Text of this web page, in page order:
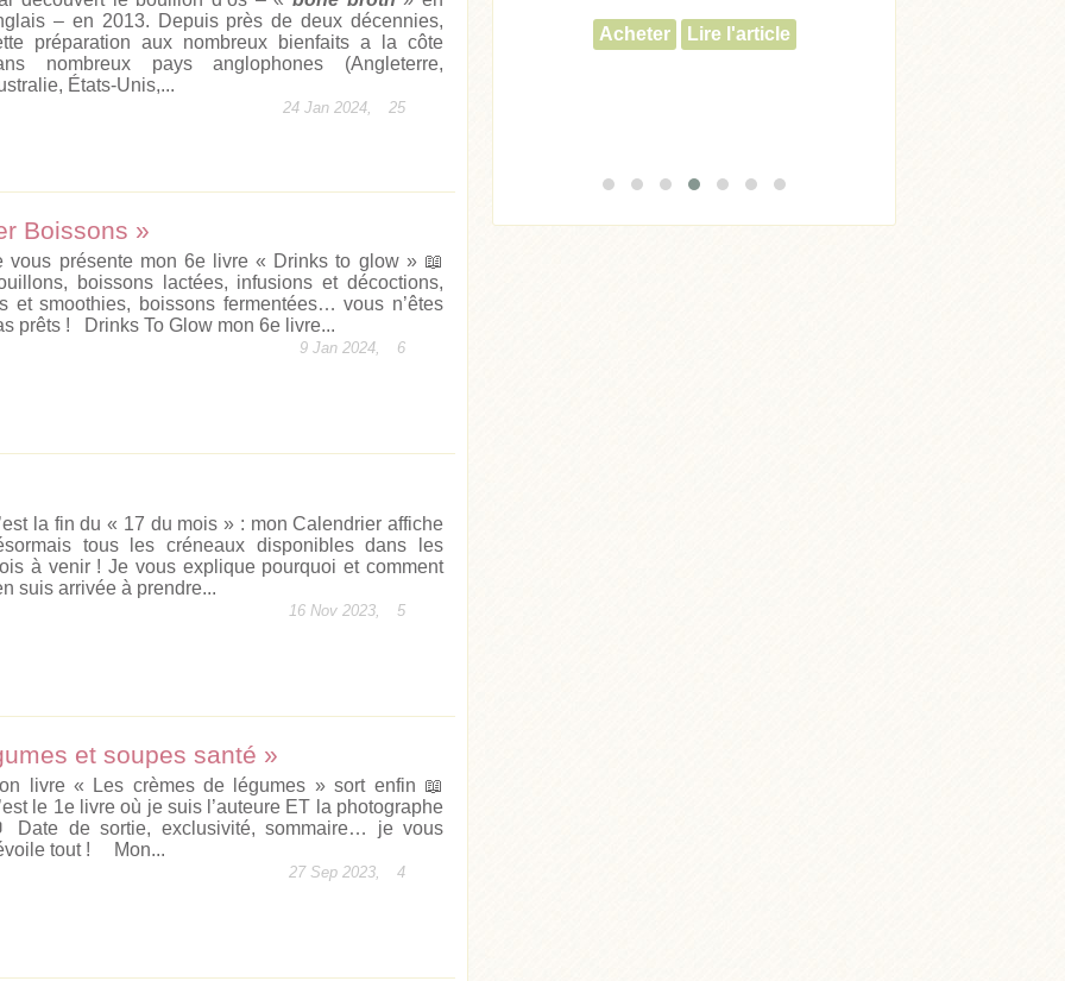
– en 2013. Depuis près de deux décennies,
préparation aux nombreux bienfaits a la côte
nombreux pays anglophones (Angleterre,
États-Unis,...
24 Jan 2024, 25
Boissons »
vous présente mon 6e livre « Drinks to glow » 📖
boissons lactées, infusions et décoctions,
et smoothies, boissons fermentées… vous n’êtes
prêts ! Drinks To Glow mon 6e livre...
9 Jan 2024, 6
la fin du « 17 du mois » : mon Calendrier affiche
tous les créneaux disponibles dans les
à venir ! Je vous explique pourquoi et comment
suis arrivée à prendre...
16 Nov 2023, 5
et soupes santé »
livre « Les crèmes de légumes » sort enfin 📖
le 1e livre où je suis l’auteure ET la photographe
Date de sortie, exclusivité, sommaire… je vous
tout ! Mon...
27 Sep 2023, 4
Acheter Lire l'article
Acheter Lire l'article